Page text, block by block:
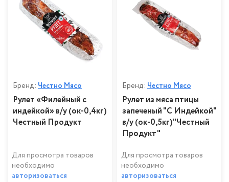
Бренд: Честно Мясо
Рулет «Филейный с
индейкой» в/у (ок-0,4кг)
Честный Продукт
Для просмотра товаров
необходимо
авторизоваться
Бренд: Честно Мясо
Рулет из мяса птицы
запеченый "С Индейкой"
в/у (ок-0,5кг)"Честный
Продукт"
Для просмотра товаров
необходимо
авторизоваться